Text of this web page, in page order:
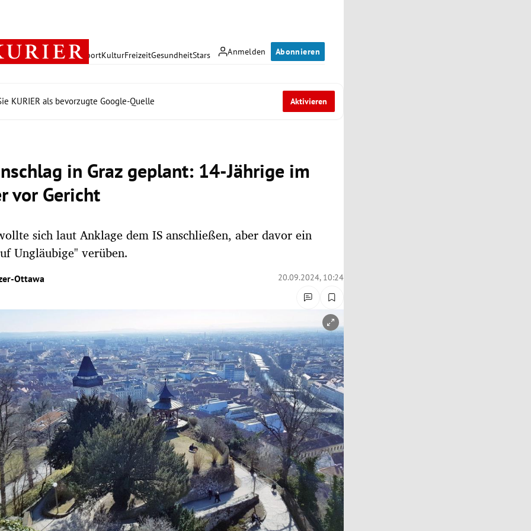
Anmelden Abonnieren
PolitikWirtschaft SportKulturFreizeitGesundheitStars
KURIER als bevorzugte Google-Quelle Aktivieren
in Graz geplant: 14-Jährige im
vor Gericht
sich laut Anklage dem IS anschließen, aber davor ein
Ungläubige" verüben.
Ottawa 20.09.2024, 10:24
öffnen/schließen